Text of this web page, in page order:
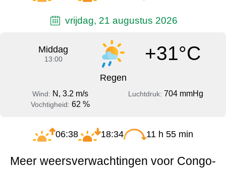
vrijdag, 21 augustus 2026
Middag
13:00 +31°C
Regen
Wind: N, 3.2 m/s Luchtdruk: 704 mmHg
Vochtigheid: 62 %
06:38 18:34 11 h 55 min
Meer weersverwachtingen voor Congo-